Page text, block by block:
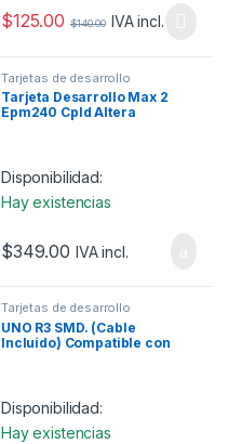
$125.00 $140.00 IVA incl.
Tarjetas de desarrollo
Tarjeta Desarrollo Max 2
Epm240 Cpld Altera
Disponibilidad:
Hay existencias
$349.00 IVA incl.
Tarjetas de desarrollo
UNO R3 SMD. (Cable
Incluido) Compatible con
Disponibilidad:
Hay existencias